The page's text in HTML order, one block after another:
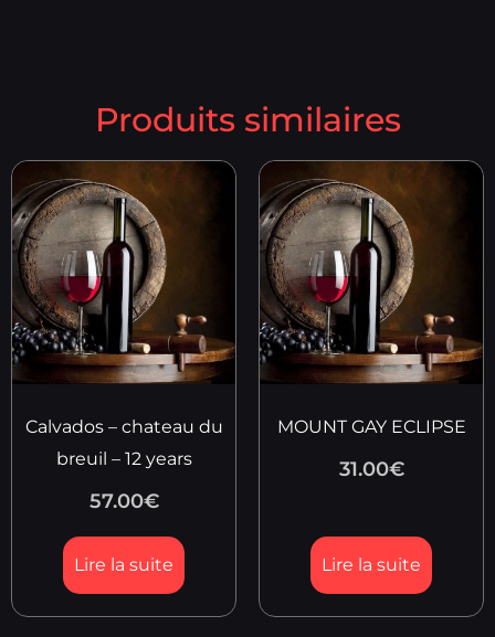
Produits similaires
Calvados – chateau du
breuil – 12 years
57.00€
Lire la suite
MOUNT GAY ECLIPSE
31.00€
Lire la suite